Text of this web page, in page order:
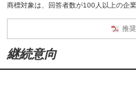
商標対象は、回答者数が100人以上の企業
推
継続意向